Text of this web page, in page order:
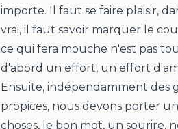
importe. Il faut se faire plaisir,
vrai, il faut savoir marquer le
ce qui fera mouche n'est pas
d'abord un effort, un effort
Ensuite, indépendamment des
propices, nous devons porter
choses, le bon mot, un sourire,